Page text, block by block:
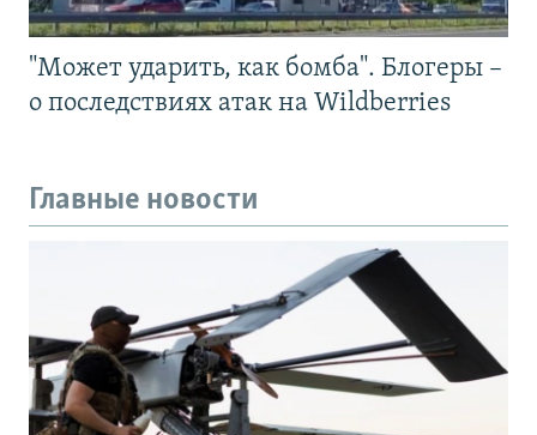
"Может ударить, как бомба". Блогеры –
о последствиях атак на Wildberries
Главные новости